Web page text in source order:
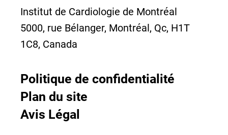
Institut de Cardiologie de Montréal
5000, rue Bélanger, Montréal, Qc, H1T
1C8, Canada
Politique de confidentialité
Plan du site
Avis Légal